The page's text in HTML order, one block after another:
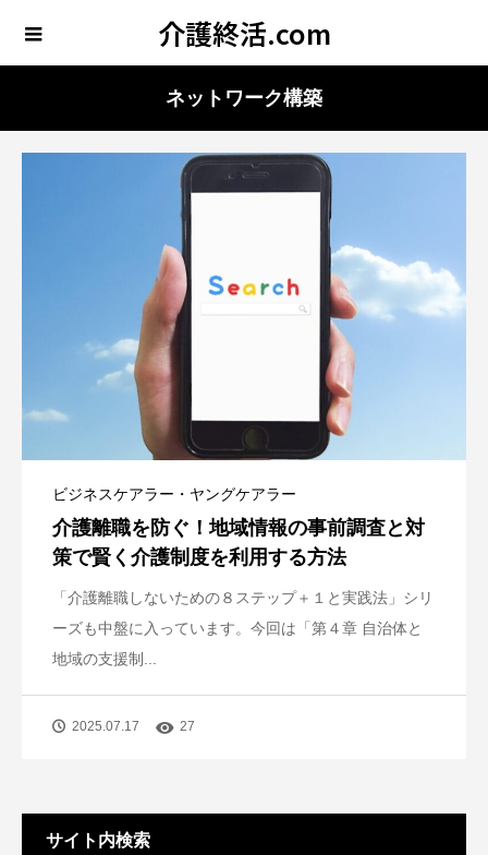
介護終活.com
ネットワーク構築
ビジネスケアラー・ヤングケアラー
介護離職を防ぐ！地域情報の事前調査と対
策で賢く介護制度を利用する方法
「介護離職しないための８ステップ＋１と実践法」シリ
ーズも中盤に入っています。今回は「第４章 自治体と
地域の支援制...
2025.07.17 27
サイト内検索